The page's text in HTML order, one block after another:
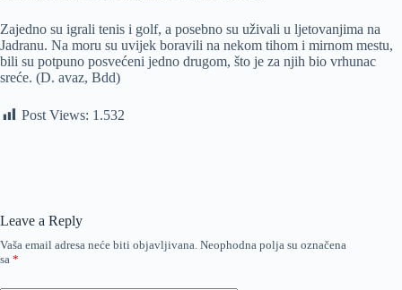
Zajedno su igrali tenis i golf, a posebno su uživali u ljetovanjima na
Jadranu. Na moru su uvijek boravili na nekom tihom i mirnom mestu,
bili su potpuno posvećeni jedno drugom, što je za njih bio vrhunac
sreće. (D. avaz, Bdd)
Post Views: 1.532
Leave a Reply
Vaša email adresa neće biti objavljivana. Neophodna polja su označena
sa *